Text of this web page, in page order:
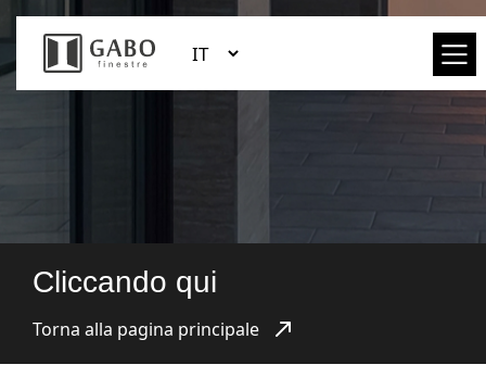
Cliccando qui
Torna alla pagina principale